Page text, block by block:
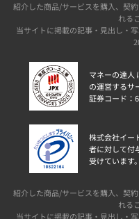
紹介した商品/サービスを購入、契
れる
当サイトに掲載の記事・見出し・
マネーの達人
の運営するサ
証券コード：
株式会社イー
者に対して付
受けています。
紹介した商品/サービスを購入、契
れる
当サイトに掲載の記事・見出し・